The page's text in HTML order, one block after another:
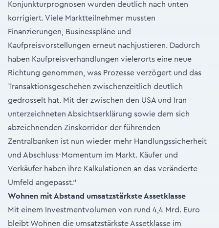
Konjunkturprognosen wurden deutlich nach unten
korrigiert. Viele Marktteilnehmer mussten
Finanzierungen, Businesspläne und
Kaufpreisvorstellungen erneut nachjustieren. Dadurch
haben Kaufpreisverhandlungen vielerorts eine neue
Richtung genommen, was Prozesse verzögert und das
Transaktionsgeschehen zwischenzeitlich deutlich
gedrosselt hat. Mit der zwischen den USA und Iran
unterzeichneten Absichtserklärung sowie dem sich
abzeichnenden Zinskorridor der führenden
Zentralbanken ist nun wieder mehr Handlungssicherheit
und Abschluss-Momentum im Markt. Käufer und
Verkäufer haben ihre Kalkulationen an das veränderte
Umfeld angepasst.“
Wohnen mit Abstand umsatzstärkste Assetklasse
Mit einem Investmentvolumen von rund 4,4 Mrd. Euro
bleibt Wohnen die umsatzstärkste Assetklasse im